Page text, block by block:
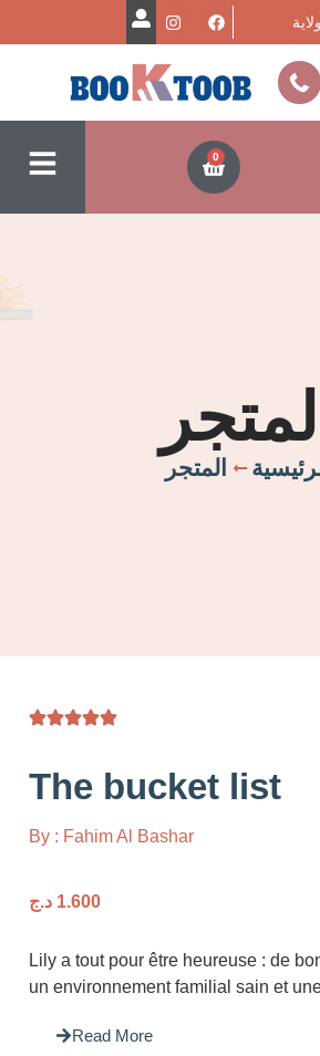
المتجر
The bucket
By : Fahim Al Bashar
Lily a tout pour être
un environnement
trop sérieuse, à